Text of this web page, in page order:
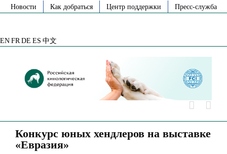
SkipНовости Как добраться Центр поддержки Пресс-служба
EN FR DE ES 中文
Конкурс юных хендлеров на выставке
«Евразия»